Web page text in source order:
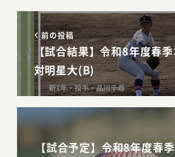
前の投稿
【試合結果】令和8年度春
対明星大(B)
【試合予定】令和8年度春